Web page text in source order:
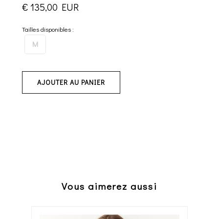
€ 135,00 EUR
Tailles disponibles :
M
AJOUTER AU PANIER
Vous aimerez aussi